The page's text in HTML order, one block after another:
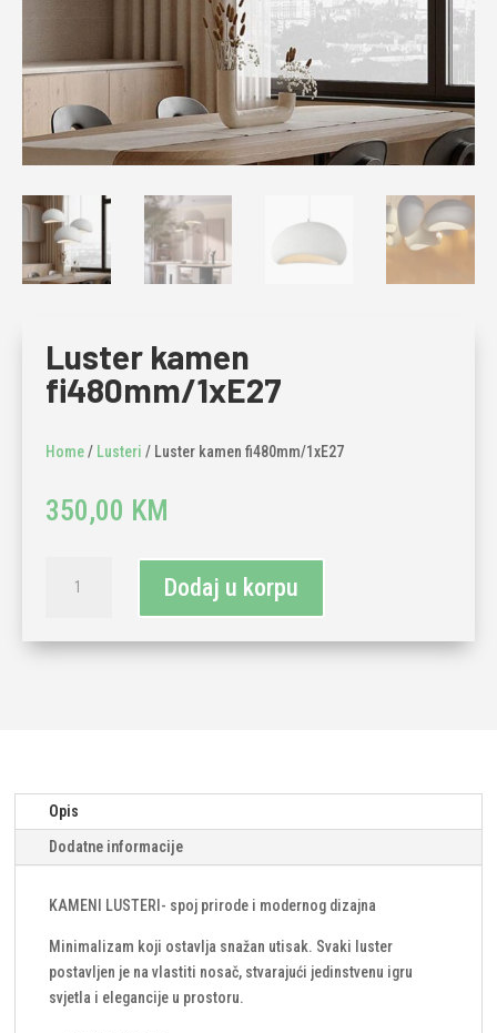
Luster kamen
fi480mm/1xE27
Home/ Lusteri / Luster kamen fi480mm/1xE27
350,00 KM
kamen
fi480mm/1xE27
količina
Dodaj u korpu
Opis
Dodatne informacije
KAMENI LUSTERI- spoj prirode i modernog dizajna
Minimalizam koji ostavlja snažan utisak. Svaki luster
postavljen je na vlastiti nosač, stvarajući jedinstvenu igru
svjetla i elegancije u prostoru.